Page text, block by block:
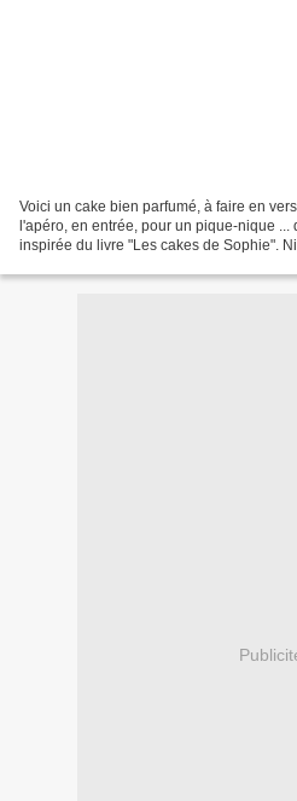
Voici un cake bien parfumé, à faire en
l'apéro, en entrée, pour un pique-nique ...
inspirée du livre "Les cakes de Sophie".